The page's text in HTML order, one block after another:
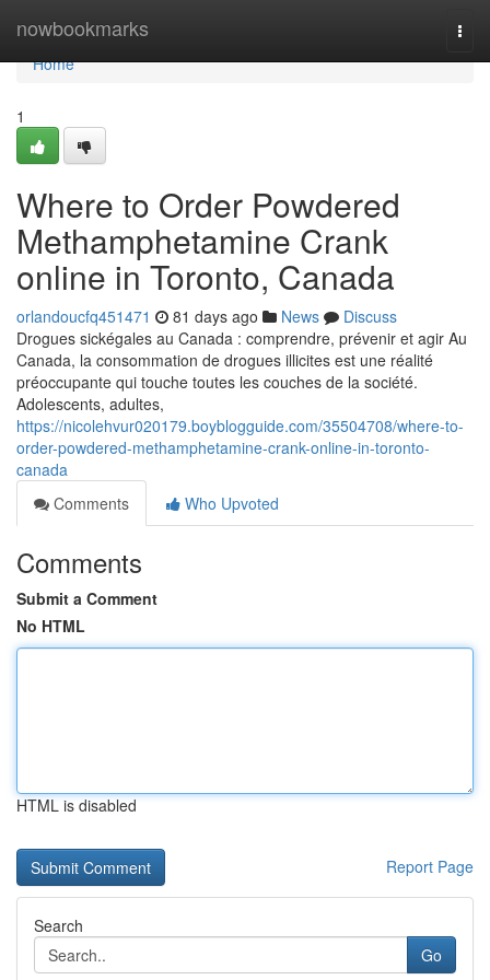
nowbookmarks
Home
Home
1
Where to Order Powdered
Methamphetamine Crank
online in Toronto, Canada
orlandoucfq451471 81 days ago News
Discuss
Drogues sickégales au Canada : comprendre, prévenir et agir Au
Canada, la consommation de drogues illicites est une réalité
préoccupante qui touche toutes les couches de la société.
Adolescents, adultes,
https://nicolehvur020179.boyblogguide.com/35504708/where-to-
order-powdered-methamphetamine-crank-online-in-toronto-
canada
Comments
Who Upvoted
Comments
Submit a Comment
No HTML
HTML is disabled
Report Page
Search
Go